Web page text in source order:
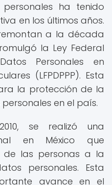
ha tenido
en los últimos años.
a la década
la Ley Federal
Personales en
(LFPDPPP). Esta
la protección de la
en el país.
se realizó una
en México que
de las personas a la
personales. Esta
avance en el